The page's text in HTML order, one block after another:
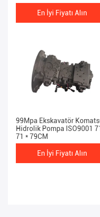
Parçaları
En İyi Fiyatı Alın
99Mpa Ekskavatör
Hidrolik Pompa ISO9001
71 * 79CM
En İyi Fiyatı Alın